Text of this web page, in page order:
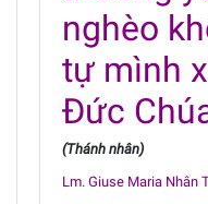
nghèo
tự mình
Đức
(Thánh nhân)
Lm. Giuse Maria Nhân